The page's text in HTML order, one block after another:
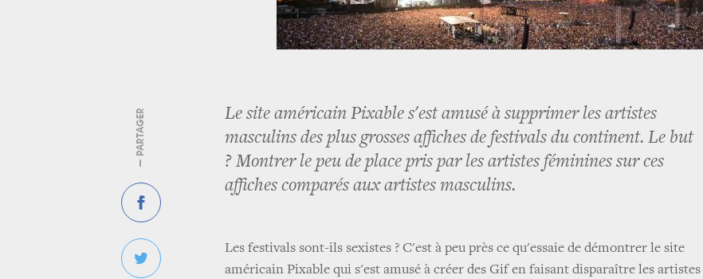
— PARTAGER
Le site américain Pixable s'est amusé à supprimer les artistes
masculins des plus grosses affiches de festivals du continent. Le but
? Montrer le peu de place pris par les artistes féminines sur ces
affiches comparés aux artistes masculins.
Les festivals sont-ils sexistes ? C'est à peu près ce qu'essaie de démontrer le site
américain Pixable qui s'est amusé à créer des Gif en faisant disparaître les artistes